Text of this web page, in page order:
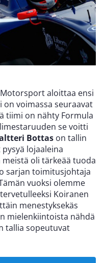
aloittaa ensi
on voimassa seuraavat
tiimi on nähty Formula
se voitti
Bottas on tallin
lojaaleina
oli tärkeää tuoda
sarjan toimitusjohtaja
vuoksi olemme
Koiranen
menestyksekäs
mielenkiintoista nähdä
tallia sopeutuvat